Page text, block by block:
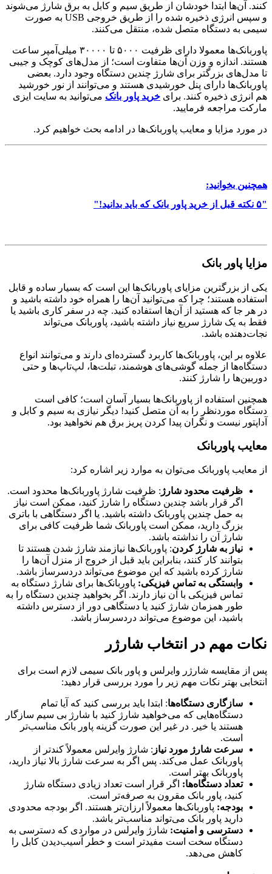
کنند. آن‌ها ابتدا خودشان از طریق سیم و کابل به برق شارژ می‌شوند
و سپس انرژی ذخیره شده را از طریق خروجی USB به صورت
سیمی به دستگاه متصل شده، منتقل می‌کنند.
پاوربانک‌ها معمولا دارای ظرفیت ۵۰۰۰ تا ۳۰۰۰۰ میلی‌آمپر ساعت
هستند. اندازه و وزن آن‌ها متفاوت است؛ از مدل‌های کوچک و جیبی
تا مدل‌های بزرگتر برای شارژ چندین دستگاه وجود دارد. بعضی
پاوربانک‌ها دارای پنل خورشیدی هستند و می‌توانند از نور خورشید
هم انرژی ذخیره کنند. برای خرید پاور بانک می‌توانید به سایت ایزی
مارکت مراجعه فرمایید.
در مورد مزایا و معایب پاوربانک‌ها در ادامه بحث خواهیم کرد.
همچنین بخوانید:
"۵ نکته قبل از خرید پاور بانک که باید بدانید!"
مزایا پاور بانک
یکی از بزرگترین مزایای پاوربانک‌ها این است که بسیار ساده و قابل
استفاده هستند؛ چرا که می‌توانید آن‌ها را همراه خود داشته باشید و
در هر جا که هستید از آن‌ها استفاده کنید. چه در سفر کاری باشید یا
فقط به یک شارژ سریع نیاز داشته باشید، پاوربانک می‌تواند
نجات‌دهنده باشد.
علاوه بر این، پاوربانک‌ها کاربرد گسترده‌ای دارند و می‌توانند انواع
دستگاه‌ها از جمله گوشی‌های هوشمند، تبلت‌ها، لپ‌تاپ‌ها و حتی
دوربین‌ها را شارژ کنند.
همچنین استفاده از پاوربانک‌ها بسیار آسان است؛ کافی است
دستگاه موردنظر را به آن متصل کنید! دیگر نیازی به سیم و کابل و
آداپتور نیست و نگران پیدا کردن پریز برق هم نخواهید بود.
معایب پاوربانک
از معایب پاوربانک می‌توان به موارد زیر اشاره کرد:
ظرفیت محدود شارژ : ظرفیت شارژ پاوربانک‌ها محدود است.
اگر قرار باشد چندین دستگاه را شارژ کنید، ممکن است نیاز
به حمل چندین پاوربانک داشته باشید. یا اگر دستگاهی با باتری
بزرگ دارید، ممکن است پاوربانک شما ظرفیت کافی برای
شارژ آن را نداشته باشد.
نیاز به شارژ کردن: پاوربانک‌ها نیازمند شارژ شدن هستند تا
بتوانند کار کنند، بنابراین باید قبل از خروج از منزل آن‌ها را
شارژ کرده باشید که این موضوع می‌تواند دردسرساز باشد.
وابستگی به تماس فیزیکی: پاوربانک‌ها برای شارژ دستگاه به
تماس فیزیکی با آن نیاز دارند. اگر بخواهید چندین دستگاه را به
طور همزمان شارژ کنید یا دستگاهی دور از دسترس داشته
باشید، این موضوع می‌تواند دردسرساز باشد.
نکات مهم در انتخاب شارژر
پس از مقایسه شارژر وایرلس و پاور بانک سیمی لازم است برای
انتخابی بهتر نکات مهم زیر را مورد بررسی قرار دهید:
سازگاری دستگاه‌ها: ابتدا باید بررسی کنید که آیا تمام
دستگاه‌هایی که می‌خواهید شارژ کنید با شارژ بی‌ سیم سازگار
هستند یا خیر. در غیر این صورت گزینه پاور بانک مناسب‌تر
است.
سرعت شارژ مورد نیاز : شارژ وایرلس معمولاً کندتر از
پاوربانک عمل می‌کند. پس اگر به سرعت شارژ بالا نیاز دارید،
پاوربانک بهتر است.
تعداد دستگاه‌ها: اگر قرار است تعداد زیادی دستگاه شارژ
کنید، پاور بانک مقرون‌ به ‌صرفه‌تر است.
بودجه: پاوربانک‌ها معمولاً ارزان‌تر هستند. اگر بودجه محدودی
دارید پاور بانک می‌تواند مناسب‌تر باشد.
دسترسی و امنیت: شارژ وایرلس در مواردی که دسترسی به
دستگاه سخت است مفیدتر است و خطر آسیب‌دیدن کابل را
کاهش می‌دهد.